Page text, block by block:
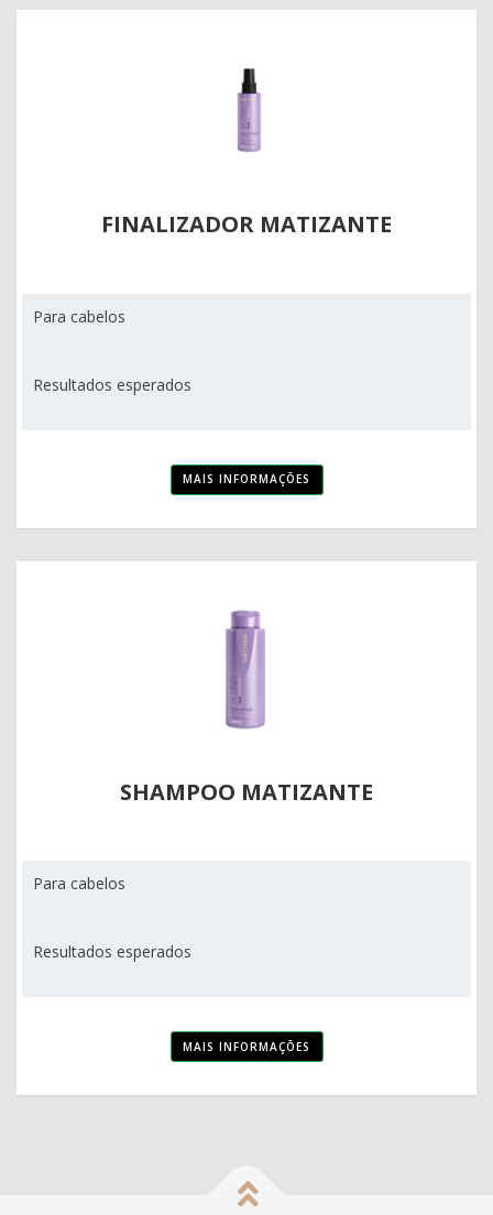
FINALIZADOR MATIZANTE
Para cabelos
Resultados esperados
MAIS INFORMAÇÕES
SHAMPOO MATIZANTE
Para cabelos
Resultados esperados
MAIS INFORMAÇÕES